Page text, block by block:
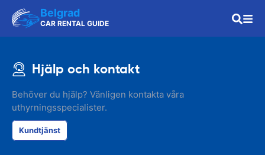
Belgrad
CAR RENTAL GUIDE
Hjälp och kontakt
Behöver du hjälp? Vänligen kontakta våra
uthyrningsspecialister.
Kundtjänst